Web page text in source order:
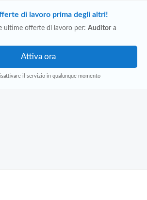
di lavoro prima degli altri!
ultime offerte di lavoro per: Auditor a
il servizio in qualunque momento